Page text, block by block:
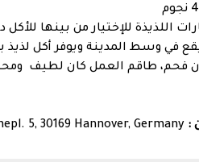
اللذيذة للإختيار من بينها
يقع في وسط المدينة ويوفر أكل
طاقم العمل كان لطيف
:
5, 30169 Hannover, Germany